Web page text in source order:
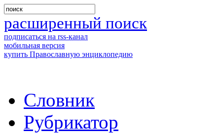
расширенный поиск
подписаться на rss-канал
мобильная версия
купить Православную энциклопедию
Словник
Рубрикатор